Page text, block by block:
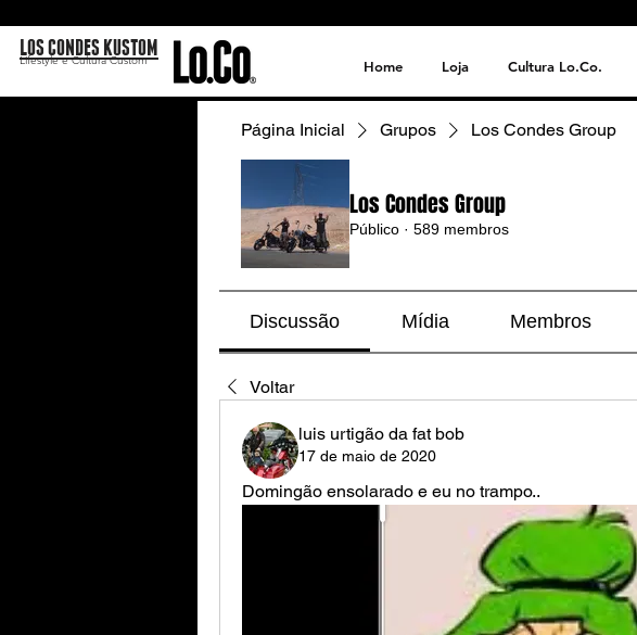
LOS CONDES KUSTOM
Lifestyle e Cultura Custom Home Loja Cultura Lo.Co.
Página Inicial Grupos Los Condes Group
Los Condes Group
Público · 589 membros
Discussão Mídia Membros
Voltar
luis urtigão da fat bob
17 de maio de 2020
Domingão ensolarado e eu no trampo..